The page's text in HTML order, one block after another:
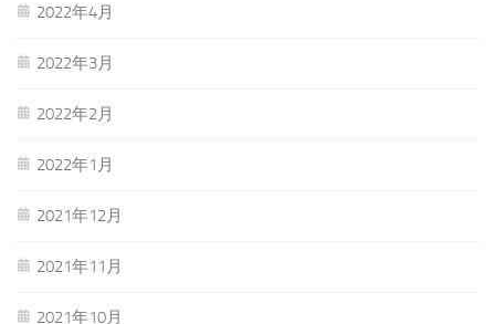
2022年4月
2022年3月
2022年2月
2022年1月
2021年12月
2021年11月
2021年10月